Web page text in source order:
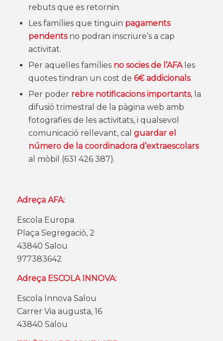
rebuts que es retornin.
Les famílies que tinguin pagaments
pendentsno podran inscriure’s a cap
activitat.
Per aquelles famílies no socies de l’AFAles
quotes tindran un cost de 6€ addicionals.
Per poder rebre notificacions importants, la
difusió trimestral de la pàgina web amb
fotografies de les activitats, i qualsevol
comunicació rellevant, cal guardar el
número de la coordinadora d’extraescolars
al mòbil (631 426 387).
Adreça AFA:
Escola Europa
Plaça Segregació, 2
43840 Salou
977383642
Adreça ESCOLA INNOVA:
Escola Innova Salou
Carrer Via augusta, 16
43840 Salou